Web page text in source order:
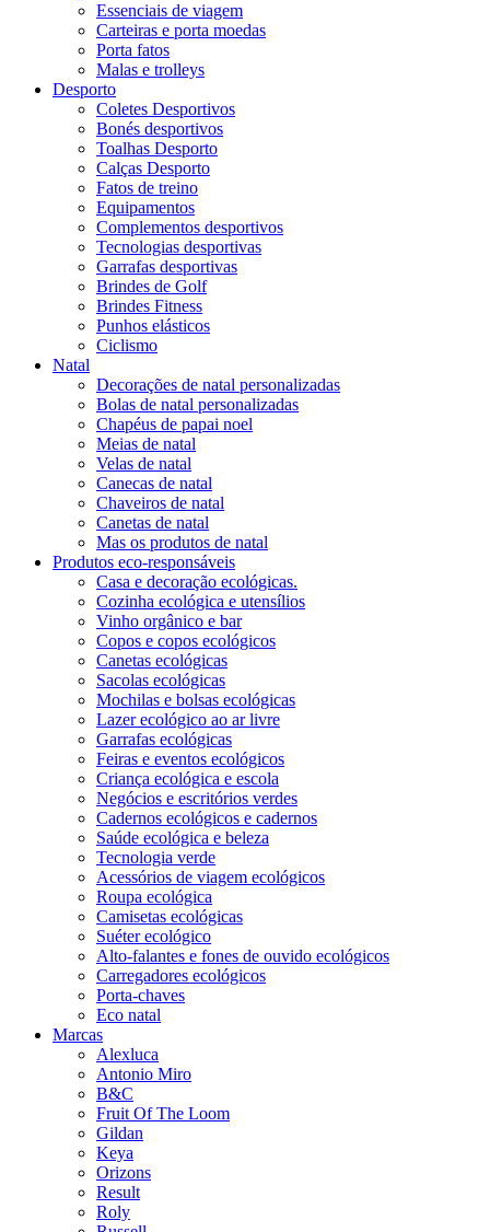
Essenciais de viagem
Carteiras e porta moedas
Porta fatos
Malas e trolleys
Desporto
Coletes Desportivos
Bonés desportivos
Toalhas Desporto
Calças Desporto
Fatos de treino
Equipamentos
Complementos desportivos
Tecnologias desportivas
Garrafas desportivas
Brindes de Golf
Brindes Fitness
Punhos elásticos
Ciclismo
Natal
Decorações de natal personalizadas
Bolas de natal personalizadas
Chapéus de papai noel
Meias de natal
Velas de natal
Canecas de natal
Chaveiros de natal
Canetas de natal
Mas os produtos de natal
Produtos eco-responsáveis
Casa e decoração ecológicas.
Cozinha ecológica e utensílios
Vinho orgânico e bar
Copos e copos ecológicos
Canetas ecológicas
Sacolas ecológicas
Mochilas e bolsas ecológicas
Lazer ecológico ao ar livre
Garrafas ecológicas
Feiras e eventos ecológicos
Criança ecológica e escola
Negócios e escritórios verdes
Cadernos ecológicos e cadernos
Saúde ecológica e beleza
Tecnologia verde
Acessórios de viagem ecológicos
Roupa ecológica
Camisetas ecológicas
Suéter ecológico
Alto-falantes e fones de ouvido ecológicos
Carregadores ecológicos
Porta-chaves
Eco natal
Marcas
Alexluca
Antonio Miro
B&C
Fruit Of The Loom
Gildan
Keya
Orizons
Result
Roly